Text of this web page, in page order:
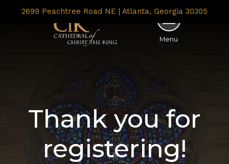
2699 Peachtree Road NE | Atlanta, Georgia 30305
Menu
Thank you for
registering!